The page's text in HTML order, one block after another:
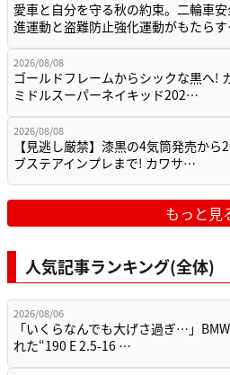
愛車と自分を守る秋の約束。二輪車
進運動と盗難防止強化運動がもたら
2026/08/08
ゴールドフレームからシックな黒へ!
ミドルスーパーネイキッド202…
2026/08/08
【見逃し厳禁】漆黒の4気筒発売から
ブステアインプレまで! カワサ…
もっと見
人気記事ランキング(全体)
2026/08/06
「いくらなんでも大げさ過ぎ…」
れた“190 E 2.5-16 …